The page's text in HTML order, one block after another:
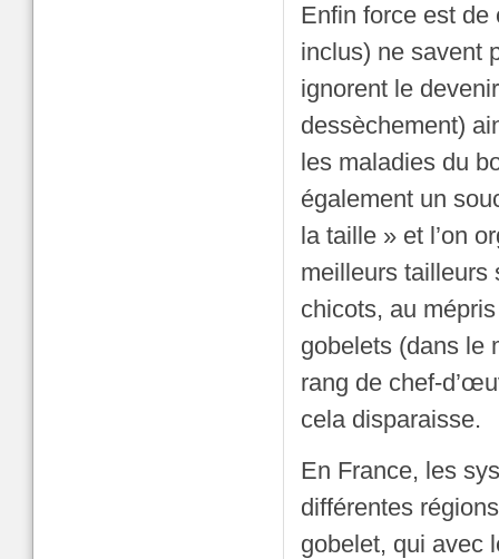
Enfin force est de
inclus) ne savent
ignorent le
dessèchement)
les maladies du
également un
la taille » et l’on
meilleurs tailleurs
chicots, au
gobelets (dans le
rang de chef-
cela disparaisse.
En France, les
différentes
gobelet, qui avec